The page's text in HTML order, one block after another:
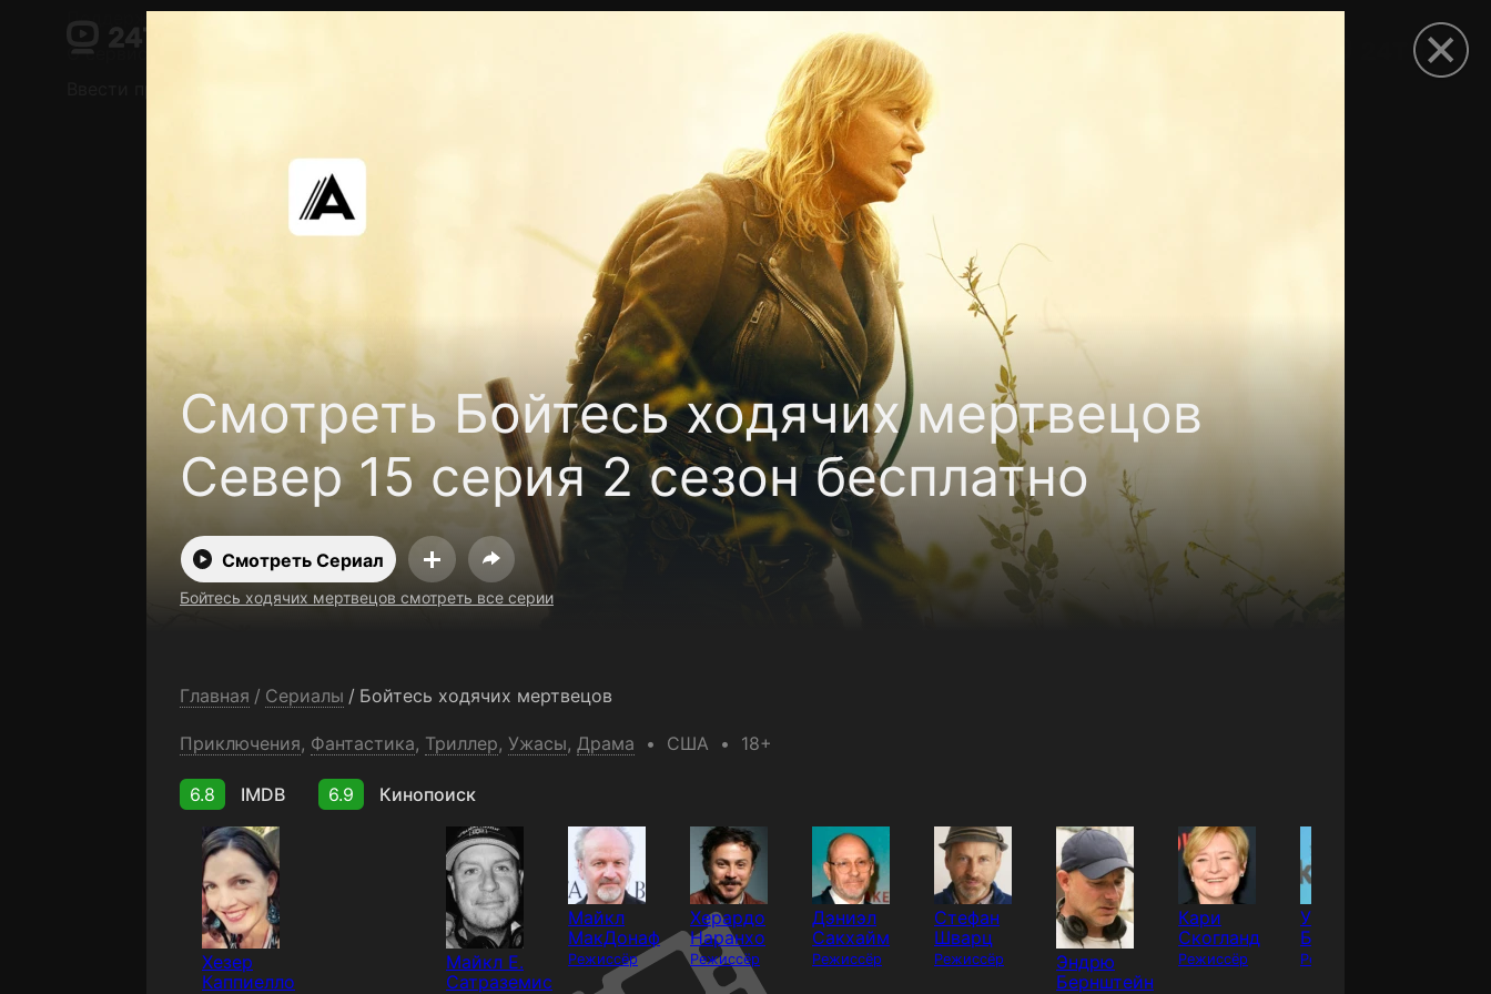
Смотреть Бойтесь ходячих мертвецов
Север 15 серия 2 сезон бесплатно
Смотреть Сериал
Бойтесь ходячих мертвецов смотреть все серии
Главная / Сериалы / Бойтесь ходячих мертвецов
Приключения, Фантастика, Триллер, Ужасы, Драма США 18+
6.8 IMDB 6.9 Кинопоиск
Хезер
Каппиелло
Майкл Е.
Сатраземис
Майкл
МакДонаф
Режиссёр
Херардо
Наранхо
Режиссёр
Дэниэл
Сакхайм
Режиссёр
Стефан
Шварц
Режиссёр
Эндрю
Бернштейн
Кари
Скогланд
Режиссёр
Ута
Бризвитц
Режиссёр
Поддержка:support@24h.tv
Для партнёров